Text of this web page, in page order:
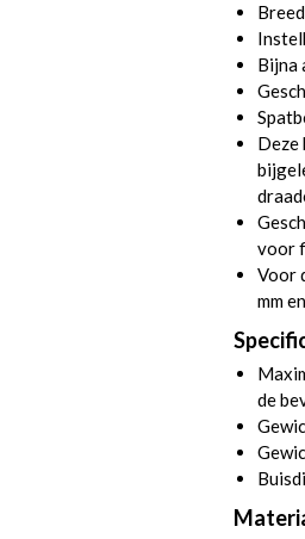
Bijna
Deze
voor
Voor
mm
de